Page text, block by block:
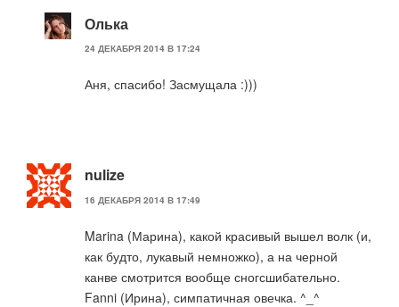
Олька
24 ДЕКАБРЯ 2014 В 17:24
Аня, спасибо! Засмущала :)))
nulize
16 ДЕКАБРЯ 2014 В 17:49
Marina (Марина), какой красивый вышел волк (и,
как будто, лукавый немножко), а на черной
канве смотрится вообще сногсшибательно.
Fanni (Ирина), симпатичная овечка. ^_^